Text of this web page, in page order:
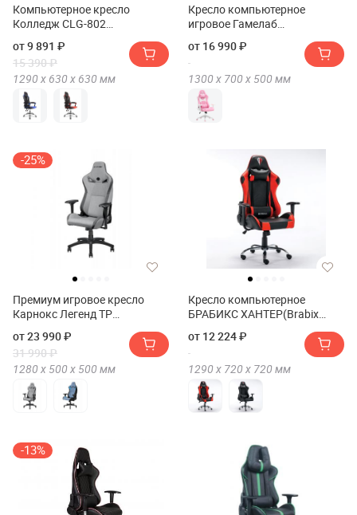
Компьютерное кресло
Колледж CLG-802
LXH(Компьютерное кресло
College CLG-802 LXH)
от 9 891 ₽
15 390 ₽
1290 х 630 х 630 мм
Кресло компьютерное
игровое Гамелаб
Китти(Кресло компьютерное
игровое GAMELAB KITTY)
от 16 990 ₽
1300 х 700 х 500 мм
-25%
Премиум игровое кресло
Карнокс Легенд ТР
Фабрик(Премиум игровое
кресло KARNOX LEGEND TR
FABRIC)
от 23 990 ₽
31 990 ₽
1280 х 500 х 500 мм
Кресло компьютерное
БРАБИКС ХАНТЕР(Brabix
от 12 224 ₽
1290 х 720 х 720 мм
-13%